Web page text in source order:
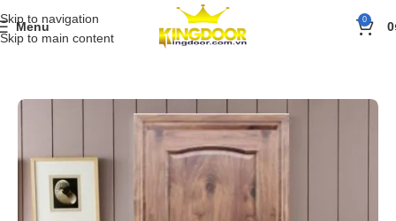
Skip to navigation
Skip to main content
Menu 0 0
Trang chủ» Sản phẩm Cửa gỗ»Cửa gỗ tự nhiên